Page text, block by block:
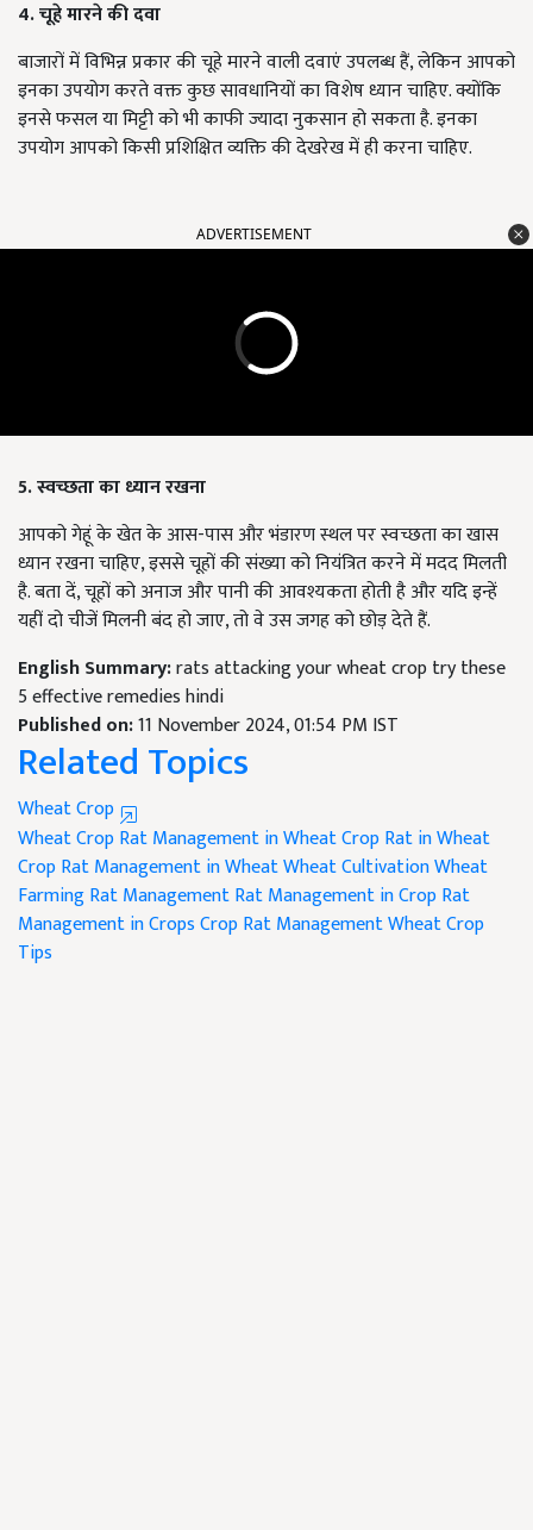
4. चूहे मारने की दवा
बाजारों में विभिन्न प्रकार की चूहे मारने वाली दवाएं उपलब्ध हैं, लेकिन आपको
इनका उपयोग करते वक्त कुछ सावधानियों का विशेष ध्यान चाहिए. क्योंकि
इनसे फसल या मिट्टी को भी काफी ज्यादा नुकसान हो सकता है. इनका
उपयोग आपको किसी प्रशिक्षित व्यक्ति की देखरेख में ही करना चाहिए.
ADVERTISEMENT
5. स्वच्छता का ध्यान रखना
आपको गेहूं के खेत के आस-पास और भंडारण स्थल पर स्वच्छता का खास
ध्यान रखना चाहिए, इससे चूहों की संख्या को नियंत्रित करने में मदद मिलती
है. बता दें, चूहों को अनाज और पानी की आवश्यकता होती है और यदि इन्हें
यहीं दो चीजें मिलनी बंद हो जाए, तो वे उस जगह को छोड़ देते हैं.
English Summary:rats attacking your wheat crop try these
5 effective remedies hindi
Published on:11 November 2024, 01:54 PM IST
Related Topics
Wheat Crop
Wheat CropRat Management in Wheat CropRat in Wheat
CropRat Management in WheatWheat CultivationWheat
FarmingRat ManagementRat Management in CropRat
Management in CropsCrop Rat ManagementWheat Crop
Tips